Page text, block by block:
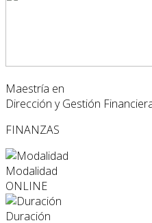
Maestría en
Dirección y Gestión
FINANZAS
Modalidad
ONLINE
Duración